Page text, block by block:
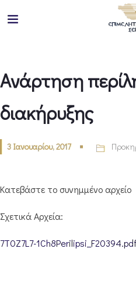
Ανάρτηση
διακήρυξης
3 Ιανουαρίου, 2017
Κατεβάστε το συνημμένο αρχείο
Σχετικά Αρχεία:
7T0Z7L7-1Ch8Perilipsi_F20394.pdf